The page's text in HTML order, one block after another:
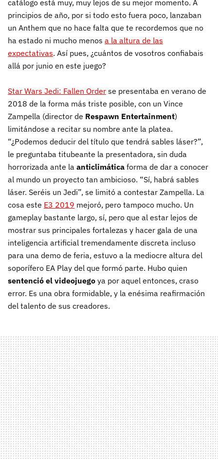
catálogo está muy, muy lejos de su mejor momento. A
principios de año, por si todo esto fuera poco, lanzaban
un Anthem que no hace falta que te recordemos que no
ha estado ni mucho menos a la altura de las
expectativas. Así pues, ¿cuántos de vosotros confiabais
allá por junio en este juego?
Star Wars Jedi: Fallen Order se presentaba en verano de
2018 de la forma más triste posible, con un Vince
Zampella (director de Respawn Entertainment)
limitándose a recitar su nombre ante la platea.
“¿Podemos deducir del título que tendrá sables láser?”,
le preguntaba titubeante la presentadora, sin duda
horrorizada ante la anticlimática forma de dar a conocer
al mundo un proyecto tan ambicioso. “Sí, habrá sables
láser. Seréis un Jedi”, se limitó a contestar Zampella. La
cosa este E3 2019 mejoró, pero tampoco mucho. Un
gameplay bastante largo, sí, pero que al estar lejos de
mostrar sus principales fortalezas y hacer gala de una
inteligencia artificial tremendamente discreta incluso
para una demo de feria, estuvo a la mediocre altura del
soporífero EA Play del que formó parte. Hubo quien
sentenció el videojuego ya por aquel entonces, craso
error. Es una obra formidable, y la enésima reafirmación
del talento de sus creadores.